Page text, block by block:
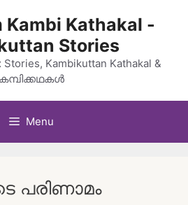
Kambi Kathakal -
Stories
Stories, Kambikuttan Kathakal &
കമ്പിക്കഥകൾ
Menu
പരിണാമം